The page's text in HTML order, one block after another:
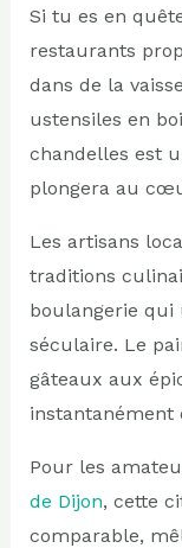
Si tu es en
restaurants
dans de la
ustensiles en
chandelles est
plongera au
Les artisans
traditions
boulangerie qui
séculaire. Le
gâteaux aux
instantanément
Pour les
de Dijon, cette
comparable,